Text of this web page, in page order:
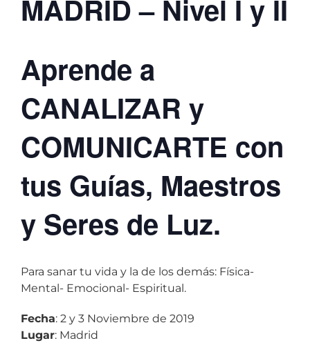
MADRID – Nivel I y II
Aprende a
CANALIZAR y
COMUNICARTE con
tus Guías, Maestros
y Seres de Luz.
Para sanar tu vida y la de los demás: Física-
Mental- Emocional- Espiritual.
Fecha: 2 y 3 Noviembre de 2019
Lugar: Madrid